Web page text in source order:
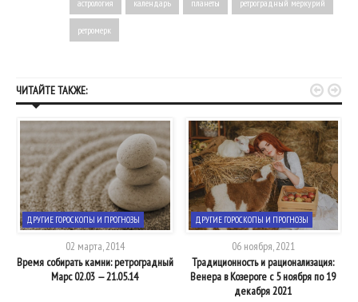
астрология календарь планеты ретроградный меркурий
ретромерк
ЧИТАЙТЕ ТАКЖЕ:
ДРУГИЕ ГОРОСКОПЫ И ПРОГНОЗЫ
02 марта, 2014
Время собирать камни: ретроградный
Марс 02.03 — 21.05.14
ДРУГИЕ ГОРОСКОПЫ И ПРОГНОЗЫ
06 ноября, 2021
Традиционность и рационализация:
Венера в Козероге с 5 ноября по 19
декабря 2021
 